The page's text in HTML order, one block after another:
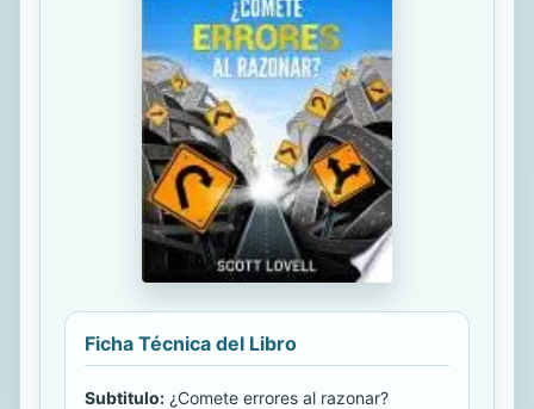
Ficha Técnica del Libro
Subtitulo: ¿Comete errores al razonar?